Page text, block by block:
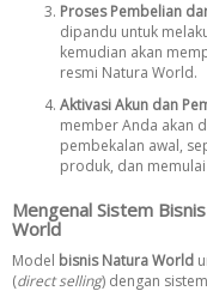
Proses Pembelian
dipandu untuk
kemudian akan
resmi Natura World.
Aktivasi Akun dan
member Anda akan
pembekalan awal,
produk, dan
Mengenal Sistem
World
Model bisnis Natura World
(direct selling) dengan